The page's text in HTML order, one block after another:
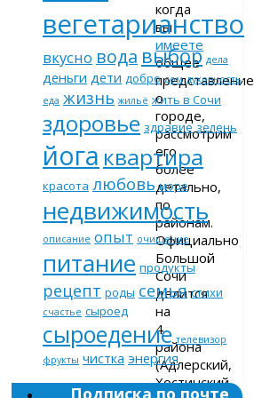
когда
вы
имеете
общее
представление
о
городе,
рассмотрим
его
более
детально,
по
районам.
Официально
Большой
Сочи
делится
на
4
района
(Адлерский,
Хостинский,
вегетарианство
вкусно вода выбор дела
деньги дети добро дом духовность
еда жизнь жильё жить в Сочи
здоровье здравие зелень
йога квартира
красота любовь море
недвижимость
описание опыт очищение
питание продукты
рецепт роды семья стихи
счастье сыроед
сыроедение телевизор
фрукты чистка энергия
Подписка по почте